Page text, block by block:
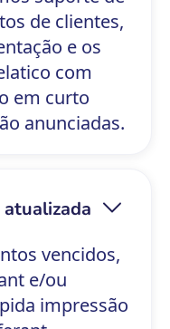
de clientes,
e os
com
em curto
anunciadas.
vencidos,
e/ou
impressão